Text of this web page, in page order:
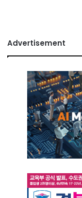
Advertisement